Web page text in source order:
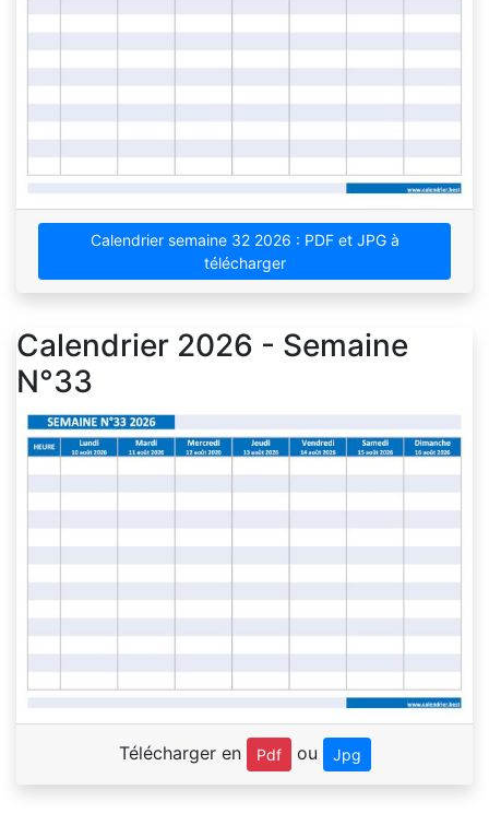
Calendrier semaine 32 2026 : PDF et JPG à
télécharger
Calendrier 2026 - Semaine
N°33
Télécharger en Pdf ou Jpg